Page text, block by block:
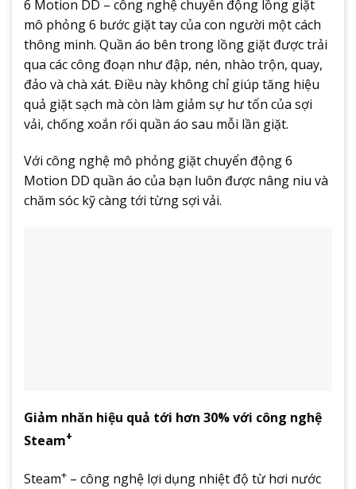
6 Motion DD – công nghệ chuyển động lồng giặt
mô phỏng 6 bước giặt tay của con người một cách
thông minh. Quần áo bên trong lồng giặt được trải
qua các công đoạn như đập, nén, nhào trộn, quay,
đảo và chà xát. Điều này không chỉ giúp tăng hiệu
quả giặt sạch mà còn làm giảm sự hư tổn của sợi
vải, chống xoắn rối quần áo sau mỗi lần giặt.
Với công nghệ mô phỏng giặt chuyển động 6
Motion DD quần áo của bạn luôn được nâng niu và
chăm sóc kỹ càng tới từng sợi vải.
Giảm nhăn hiệu quả tới hơn 30% với công nghệ
Steam+
Steam+ – công nghệ lợi dụng nhiệt độ từ hơi nước